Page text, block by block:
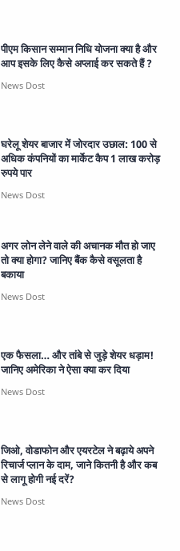
पीएम किसान सम्मान निधि योजना क्या है और
आप इसके लिए कैसे अप्लाई कर सकते हैं ?
घरेलू शेयर बाजार में जोरदार उछाल: 100 से
अधिक कंपनियों का मार्केट कैप 1 लाख करोड़
रुपये पार
अगर लोन लेने वाले की अचानक मौत हो जाए
तो क्या होगा? जानिए बैंक कैसे वसूलता है
बकाया
एक फैसला… और तांबे से जुड़े शेयर धड़ाम!
जानिए अमेरिका ने ऐसा क्या कर दिया
जिओ, वोडाफोन और एयरटेल ने बढ़ाये अपने
रिचार्ज प्लान के दाम, जाने कितनी है और कब
से लागू होगी नई दरें?